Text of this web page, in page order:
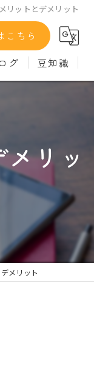
リットとデメリット
こちら
グ 豆知識
リッ
メリット